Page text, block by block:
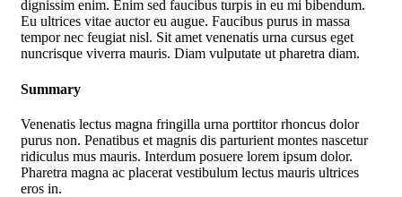
dignissim enim. Enim sed faucibus turpis in eu mi bibendum.
Eu ultrices vitae auctor eu augue. Faucibus purus in massa
tempor nec feugiat nisl. Sit amet venenatis urna cursus eget
nuncrisque viverra mauris. Diam vulputate ut pharetra diam.
Summary
Venenatis lectus magna fringilla urna porttitor rhoncus dolor
purus non. Penatibus et magnis dis parturient montes nascetur
ridiculus mus mauris. Interdum posuere lorem ipsum dolor.
Pharetra magna ac placerat vestibulum lectus mauris ultrices
eros in.